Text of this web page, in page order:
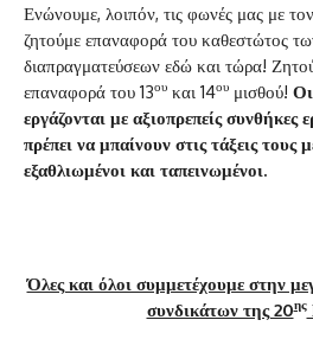
Ενώνουμε, λοιπόν, τις φωνές μας με
ζητούμε επαναφορά του καθεστώτος
διαπραγματεύσεων εδώ και τώρα!
επαναφορά του 13ου και 14ου μισθού!
εργάζονται με αξιοπρεπείς συνθήκες
πρέπει να μπαίνουν στις τάξεις τους
εξαθλιωμένοι και ταπεινωμένοι.
Όλες και όλοι συμμετέχουμε στην
συνδικάτων της 20ης